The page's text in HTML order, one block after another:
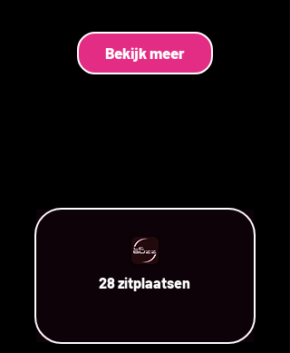
Bekijk meer
28 zitplaatsen